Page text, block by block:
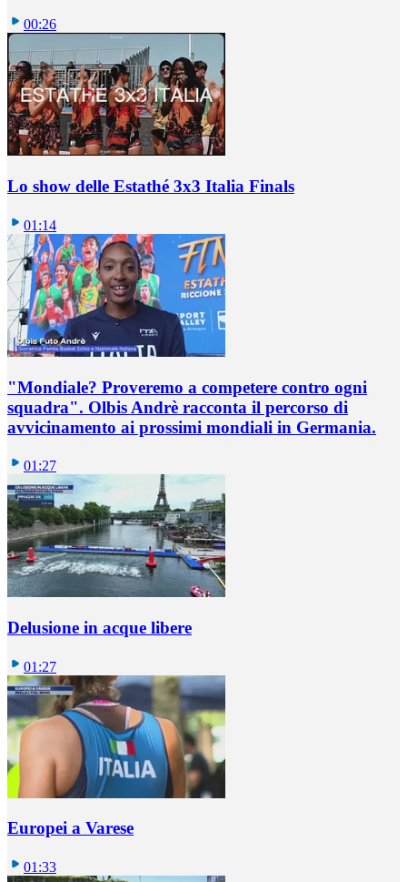
00:26
Lo show delle Estathé 3x3 Italia Finals
01:14
"Mondiale? Proveremo a competere contro ogni
squadra". Olbis Andrè racconta il percorso di
avvicinamento ai prossimi mondiali in Germania.
01:27
Delusione in acque libere
01:27
Europei a Varese
01:33